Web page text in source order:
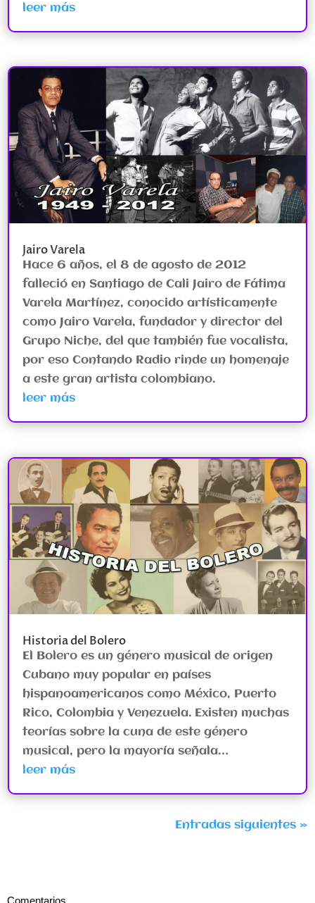
leer más
Jairo Varela
Hace 6 años, el 8 de agosto de 2012
falleció en Santiago de Cali Jairo de Fátima
Varela Martínez, conocido artísticamente
como Jairo Varela, fundador y director del
Grupo Niche, del que también fue vocalista,
por eso Contando Radio rinde un homenaje
a este gran artista colombiano.
leer más
Historia del Bolero
El Bolero es un género musical de origen
Cubano muy popular en países
hispanoamericanos como México, Puerto
Rico, Colombia y Venezuela. Existen muchas
teorías sobre la cuna de este género
musical, pero la mayoría señala…
leer más
Entradas siguientes »
Comentarios